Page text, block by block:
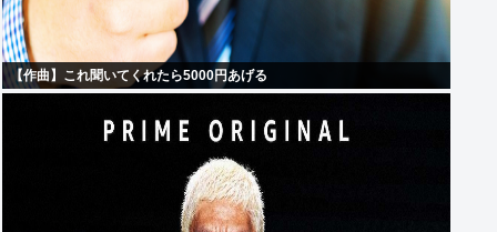
【作曲】これ聞いてくれたら5000円あげる